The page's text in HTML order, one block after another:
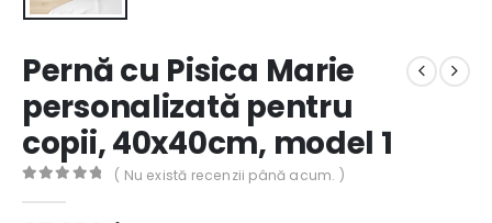
Pernă cu Pisica Marie
personalizată pentru
copii, 40x40cm, model 1
( Nu există recenzii până acum. )